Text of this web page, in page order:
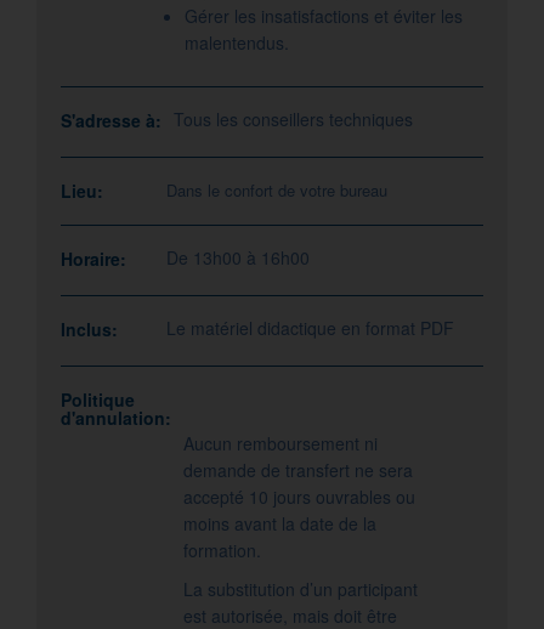
Gérer les insatisfactions et éviter les
malentendus.
S'adresse à: Tous les conseillers techniques
Lieu: Dans le confort de votre bureau
Horaire: De 13h00 à 16h00
Inclus: Le matériel didactique en format PDF
Politique
d'annulation:
Aucun remboursement ni
demande de transfert ne sera
accepté 10 jours ouvrables ou
moins avant la date de la
formation.
La substitution d’un participant
est autorisée, mais doit être